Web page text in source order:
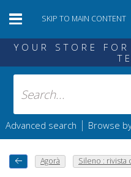
SKIP TO MAIN CONTENT
YOUR STORE
Advanced search | Browse
Agorà Sileno : rivista